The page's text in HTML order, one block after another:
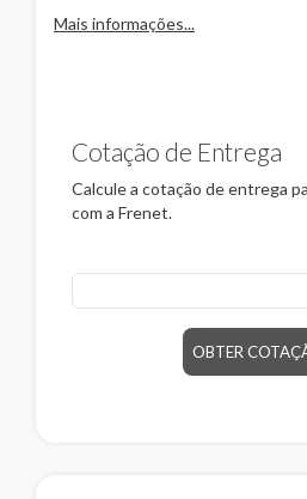
Mais informações...
Cotação de Entrega
Calcule a cotação de entrega
com a Frenet.
OBTER